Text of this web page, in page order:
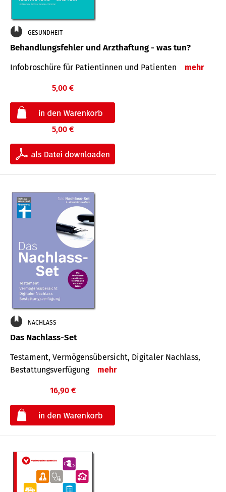
GESUNDHEIT
Behandlungsfehler und Arzthaftung - was tun?
Infobroschüre für Patientinnen und Patienten mehr
5,00 €
5,00 €
NACHLASS
Das Nachlass-Set
Testament, Vermögens­übersicht, Digitaler Nach­lass,
Bestat­tungs­ver­fügung
mehr
16,90 €